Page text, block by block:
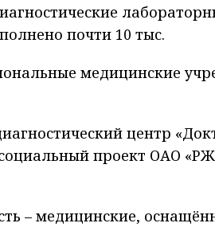
почти 10 тыс.
медицинские
центр
проект ОАО
– медицинские,